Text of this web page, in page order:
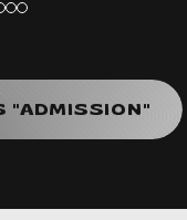
"ADMISSION"